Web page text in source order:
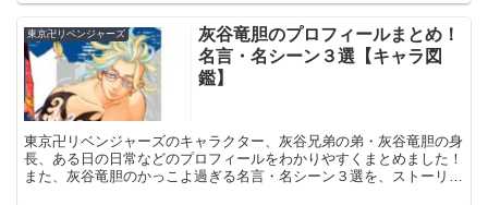
東京卍リベンジャーズ
灰谷竜胆のプロフィールまとめ！
名言・名シーン３選【キャラ図
鑑】
東京卍リベンジャーズのキャラクター、灰谷兄弟の弟・灰谷竜胆の身
長、ある日の日常などのプロフィールをわかりやすくまとめました！
また、灰谷竜胆のかっこよ過ぎる名言・名シーン３選を、ストーリー